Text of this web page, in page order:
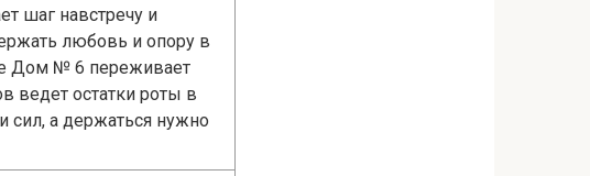
шаг навстречу и
любовь и опору в
Дом № 6 переживает
ведет остатки роты в
сил, а держаться нужно